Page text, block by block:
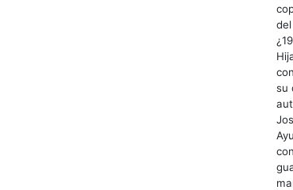
su